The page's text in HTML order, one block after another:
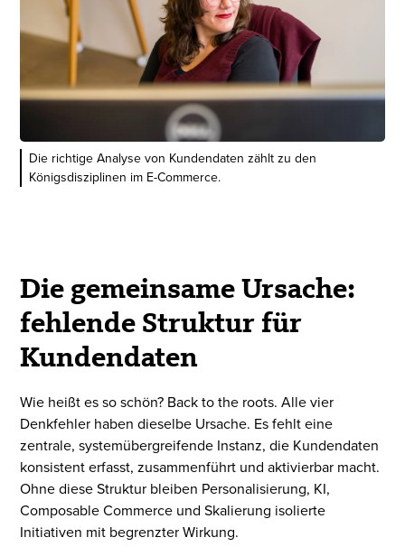
Die richtige Analyse von Kundendaten zählt zu den
Königsdisziplinen im E-Commerce.
Die gemeinsame Ursache:
fehlende Struktur für
Kundendaten
Wie heißt es so schön? Back to the roots. Alle vier
Denkfehler haben dieselbe Ursache. Es fehlt eine
zentrale, systemübergreifende Instanz, die Kundendaten
konsistent erfasst, zusammenführt und aktivierbar macht.
Ohne diese Struktur bleiben Personalisierung, KI,
Composable Commerce und Skalierung isolierte
Initiativen mit begrenzter Wirkung.